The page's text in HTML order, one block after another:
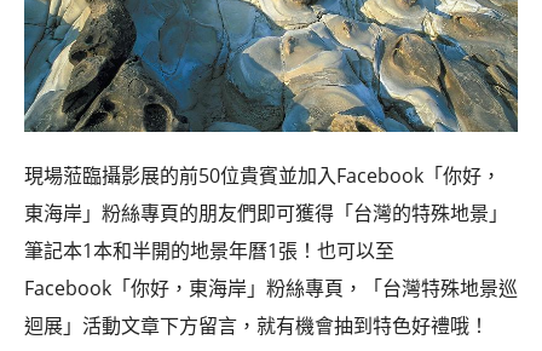
現場蒞臨攝影展的前50位貴賓並加入Facebook「你好，
東海岸」粉絲專頁的朋友們即可獲得「台灣的特殊地景」
筆記本1本和半開的地景年曆1張！也可以至
Facebook「你好，東海岸」粉絲專頁，「台灣特殊地景巡
迴展」活動文章下方留言，就有機會抽到特色好禮哦！